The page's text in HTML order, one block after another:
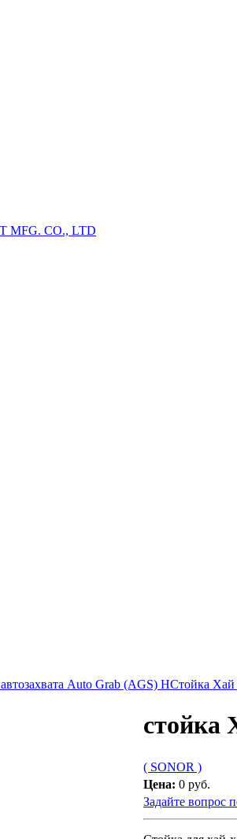
MFG. CO., LTD
Auto Grab (AGS) HСтойка Хай
стойка
( SONOR )
Цена: 0 руб.
Задайте вопрос